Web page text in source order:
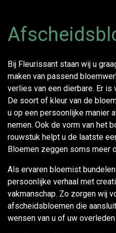
Bij Fleurissant staan wij u
maken van passend
verlies van een dierbare. Er is
De soort of kleur van de
u op een persoonlijke manier
nemen. Ook de vorm van het
rouwstuk helpt u de laatste
Bloemen zeggen soms meer
Als ervaren bloemist
persoonlijke verhaal met
vakmanschap. Zo zorgen wij
afscheidsbloemen die
wensen van u of uw